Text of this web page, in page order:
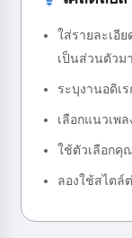
ใส่รายละเอี
เป็นส่วนตัวม
ระบุงานอดิเ
เลือกแนวเพ
ใช้ตัวเลือกคุ
ลองใช้สไตล์